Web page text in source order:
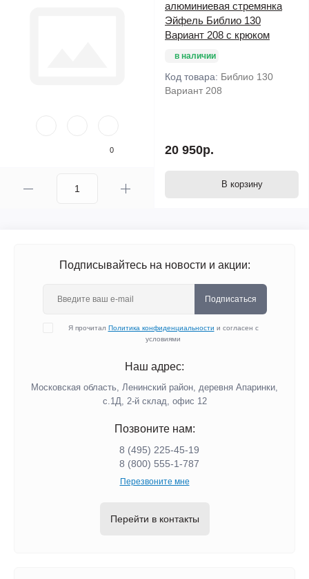
0
алюминиевая стремянка
Эйфель Библио 130
Вариант 208 с крюком
в наличии
Код товара: Библио 130
Вариант 208
20 950р.
В корзину
Подписывайтесь на новости и акции:
Подписаться
Я прочитал Политика конфиденциальности и согласен с
условиями
Наш адрес:
Московская область, Ленинский район, деревня Апаринки,
с.1Д, 2-й склад, офис 12
Позвоните нам:
8 (495) 225-45-19
8 (800) 555-1-787
Перезвоните мне
Перейти в контакты